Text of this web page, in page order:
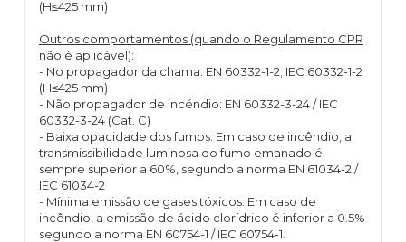
(H≤425 mm)
Outros comportamentos (quando o Regulamento CPR
não é aplicável):
- No propagador da chama: EN 60332-1-2; IEC 60332-1-2
(H≤425 mm)
- Não propagador de incéndio: EN 60332-3-24 / IEC
60332-3-24 (Cat. C)
- Baixa opacidade dos fumos: Em caso de incêndio, a
transmissibilidade luminosa do fumo emanado é
sempre superior a 60%, segundo a norma EN 61034-2 /
IEC 61034-2
- Mínima emissão de gases tóxicos: Em caso de
incêndio, a emissão de ácido clorídrico é inferior a 0.5%
segundo a norma EN 60754-1 / IEC 60754-1.